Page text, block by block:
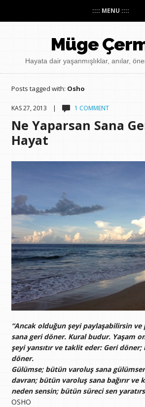
:::: MENU ::::
Müge
Hayata dair yaşanmışlıklar, anılar,
Posts tagged with: Osho
KAS 27, 2013 | 1 COMMENT
Ne Yaparsan Sana
Hayat
“Ancak olduğun şeyi paylaşabilirsin ve
sana geri döner. Kural budur. Yaşam
şeyi yansıtır ve taklit eder: Geri
döner.
Gülümse; bütün varoluş sana
davran; bütün varoluş sana bağırır ve
neden sensin; bütün süreci sen
OSHO